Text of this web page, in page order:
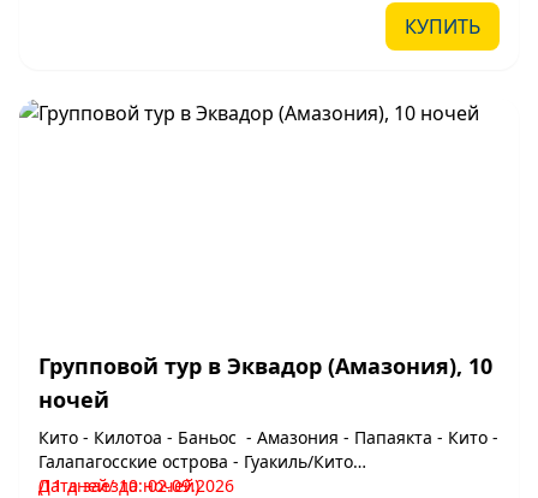
КУПИТЬ
Групповой тур в Эквадор (Амазония), 10
ночей
Кито - Килотоа - Баньос - Амазония - Папаякта - Кито -
Галапагосские острова - Гуакиль/Кито
(11 дней/ 10 ночей)
Дата заезда: 02.09.2026